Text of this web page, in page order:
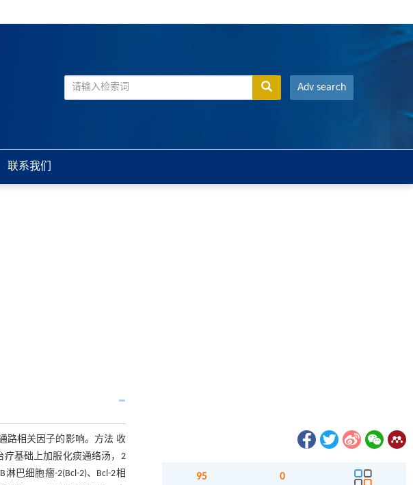
Adv search
联系我们
路相关因子的影响。方法 收
疗基础上加服化痰通络汤，2
巴细胞瘤-2(Bcl-2)、Bcl-2相
95 0